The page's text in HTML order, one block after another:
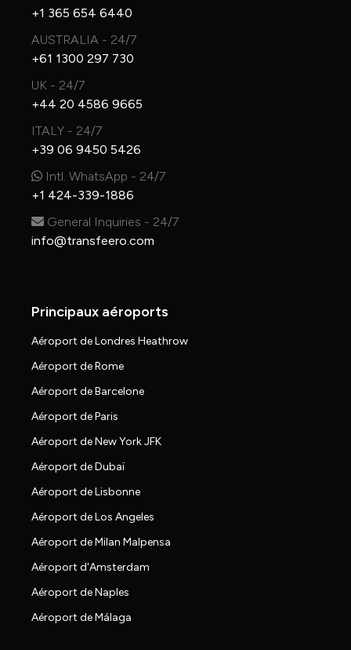
+1 365 654 6440
AUSTRALIA - 24/7
+61 1300 297 730
UK - 24/7
+44 20 4586 9665
ITALY - 24/7
+39 06 9450 5426
Intl. WhatsApp - 24/7
+1 424-339-1886
General Inquiries - 24/7
info@transfeero.com
Principaux aéroports
Aéroport de Londres Heathrow
Aéroport de Rome
Aéroport de Barcelone
Aéroport de Paris
Aéroport de New York JFK
Aéroport de Dubaï
Aéroport de Lisbonne
Aéroport de Los Angeles
Aéroport de Milan Malpensa
Aéroport d'Amsterdam
Aéroport de Naples
Aéroport de Málaga